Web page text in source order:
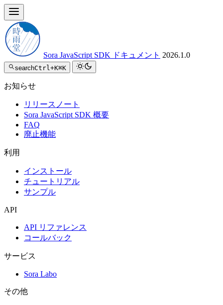
Sora JavaScript SDK ドキュメント 2026.1.0
searchCtrl+K⌘K
お知らせ
リリースノート
Sora JavaScript SDK 概要
FAQ
廃止機能
利用
インストール
チュートリアル
サンプル
API
API リファレンス
コールバック
サービス
Sora Labo
その他